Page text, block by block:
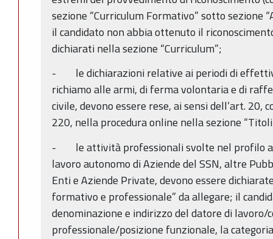
sezione “Curriculum Formativo” sotto sezione
il candidato non abbia ottenuto il
dichiarati nella sezione “Curriculum”;
- le dichiarazioni relative ai periodi di
richiamo alle armi, di ferma volontaria e di
civile, devono essere rese, ai sensi dell’art. 20,
220, nella procedura online nella sezione
- le attività professionali svolte nel profilo
lavoro autonomo di Aziende del SSN, altre
Enti e Aziende Private, devono essere
formativo e professionale” da allegare; il
denominazione e indirizzo del datore di
professionale/posizione funzionale, la